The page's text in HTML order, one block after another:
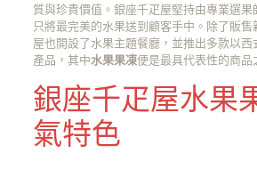
質與珍貴價值。銀座千疋屋堅持由專業選果
只將最完美的水果送到顧客手中。除了販
屋也開設了水果主題餐廳，並推出多款以西
產品，其中水果果凍便是最具代表性的商品
銀座千疋屋水果
氣特色